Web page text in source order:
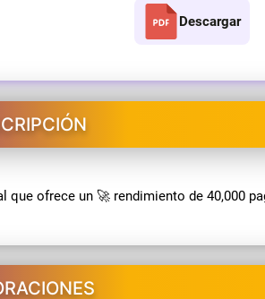
Descargar
que ofrece un 🚀 rendimiento de 40,000